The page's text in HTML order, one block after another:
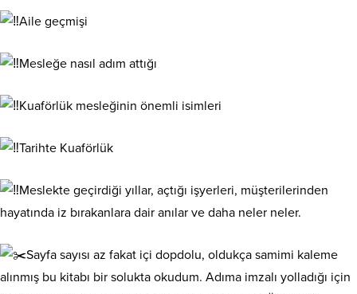
Aile geçmişi
Mesleğe nasıl adım attığı
Kuaförlük mesleğinin önemli isimleri
Tarihte Kuaförlük
Meslekte geçirdiği yıllar, açtığı işyerleri, müşterilerinden
hayatında iz bırakanlara dair anılar ve daha neler neler.
Sayfa sayısı az fakat içi dopdolu, oldukça samimi kaleme
alınmış bu kitabı bir solukta okudum. Adıma imzalı yolladığı için